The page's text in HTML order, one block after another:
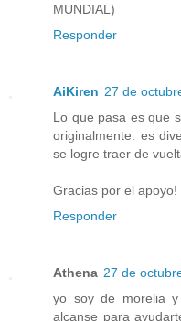
MUNDIAL)
Responder
AiKiren 27 de
Lo que pasa es que
originalmente: es
se logre traer de
Gracias por el apoyo!
Responder
Athena 27 de
yo soy de morelia
alcanse para